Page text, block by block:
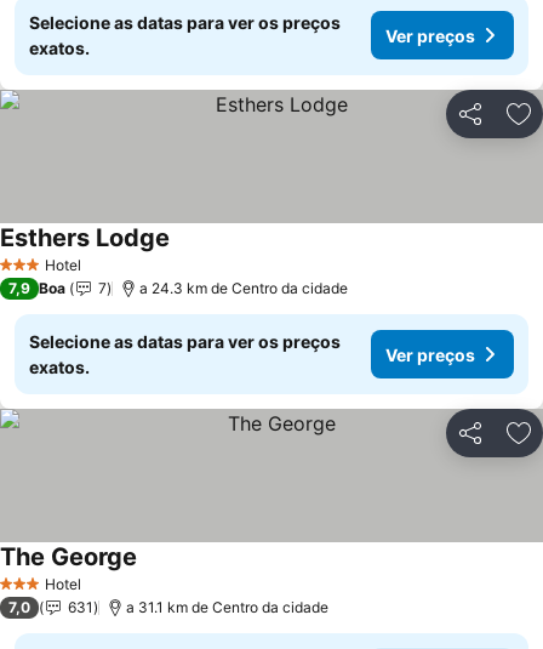
Selecione as datas para ver os preços
exatos.
Ver preços
Partilhar
3 EstrelasHotel
Esthers Lodge
7,9 Boa 7 a 24.3 km de Centro da cidade
Selecione as datas para ver os preços
exatos.
Ver preços
Partilhar
3 EstrelasHotel
The George
7,0 631 a 31.1 km de Centro da cidade